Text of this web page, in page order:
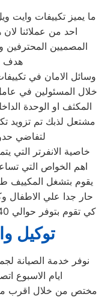
ما يميز تكييفات وايت
احد من عملائنا
المصميين المحترفين
هدف
وسائل الامان في
خلال المسئولين في
المكثف او الوحدة
مشتعل لذبك تم تزويد
لتفاضي
خاصية الانفرتر التي
اهم الخواص التي
يقوم بتشغل المكييف
حار جدا علي الاطفال
كي تقوم بتوفر حوالي 40% من الاستهلاك وهذا توفير جيد للكهرباء
توكيل
نوفر خدمة الصيانة
ايام الاسبوع
مختص من خلال اقرب